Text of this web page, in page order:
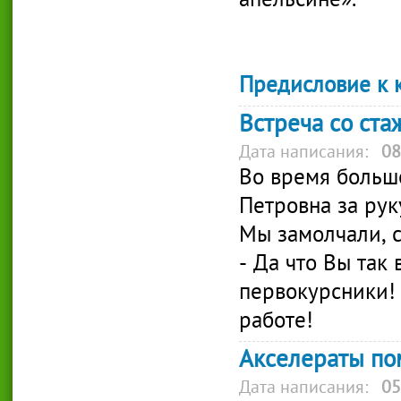
Предисловие к
Встреча со
Дата написания:
Во время
Петровна за
Мы замолчали,
- Да что Вы так
работе!
Акселераты
Дата написания: